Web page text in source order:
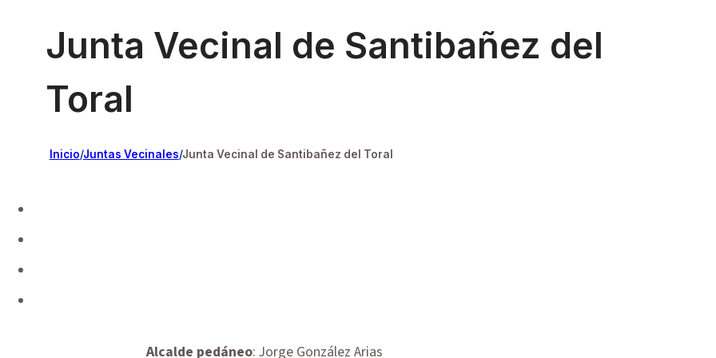
Junta Vecinal de Santibañez del
Toral
Inicio/Juntas Vecinales/Junta Vecinal de Santibañez del Toral
Alcalde pedáneo: Jorge González Arias